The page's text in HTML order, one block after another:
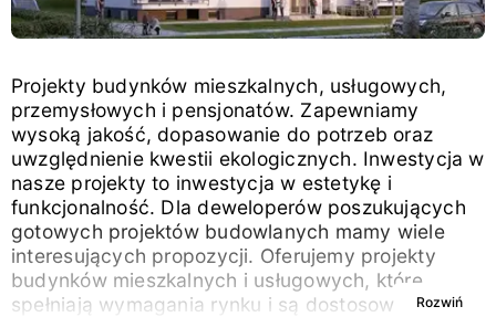
Projekty budynków mieszkalnych, usługowych,
przemysłowych i pensjonatów. Zapewniamy
wysoką jakość, dopasowanie do potrzeb oraz
uwzględnienie kwestii ekologicznych. Inwestycja w
nasze projekty to inwestycja w estetykę i
funkcjonalność. Dla deweloperów poszukujących
gotowych projektów budowlanych mamy wiele
interesujących propozycji. Oferujemy projekty
budynków mieszkalnych i usługowych, które
spełniają wymagania rynku i są dostosowane do
Rozwiń